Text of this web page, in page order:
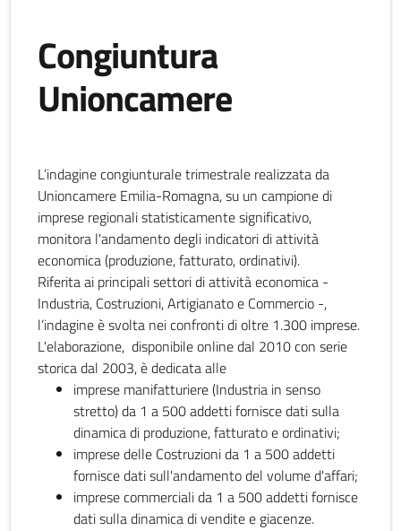
Congiuntura
Unioncamere
L’indagine congiunturale trimestrale realizzata da
Unioncamere Emilia-Romagna, su un campione di
imprese regionali statisticamente significativo,
monitora l'andamento degli indicatori di attività
economica (produzione, fatturato, ordinativi).
Riferita ai principali settori di attività economica -
Industria, Costruzioni, Artigianato e Commercio -,
l’indagine è svolta nei confronti di oltre 1.300 imprese.
L'elaborazione, disponibile online dal 2010 con serie
storica dal 2003, è dedicata alle
imprese manifatturiere (Industria in senso
stretto) da 1 a 500 addetti fornisce dati sulla
dinamica di produzione, fatturato e ordinativi;
imprese delle Costruzioni da 1 a 500 addetti
fornisce dati sull'andamento del volume d'affari;
imprese commerciali da 1 a 500 addetti fornisce
dati sulla dinamica di vendite e giacenze.